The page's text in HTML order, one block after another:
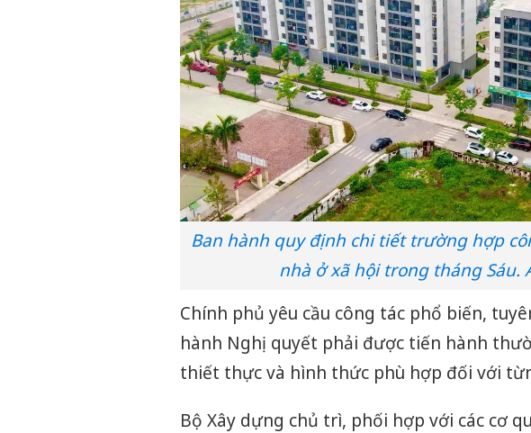
Ban hành quy định chi tiết trường hợp
nhà ở xã hội trong tháng Sáu.
Chính phủ yêu cầu công tác phổ biến,
hành Nghị quyết phải được tiến hành
thiết thực và hình thức phù hợp đối với
Bộ Xây dựng chủ trì, phối hợp với các cơ